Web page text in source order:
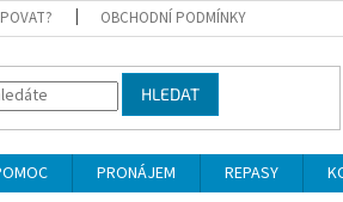
OBCHODNÍ PODMÍNKY
HLEDAT
PRONÁJEM REPASY